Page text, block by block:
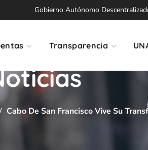
Gobierno Autónomo
Transparencia
Cabo De San Francisco Vive Su